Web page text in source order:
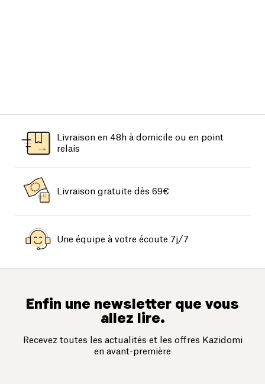
Livraison en 48h à domicile ou en point
relais
Livraison gratuite dès 69€
Une équipe à votre écoute 7j/7
Enfin une newsletter que vous
allez lire.
Recevez toutes les actualités et les offres Kazidomi
en avant-première